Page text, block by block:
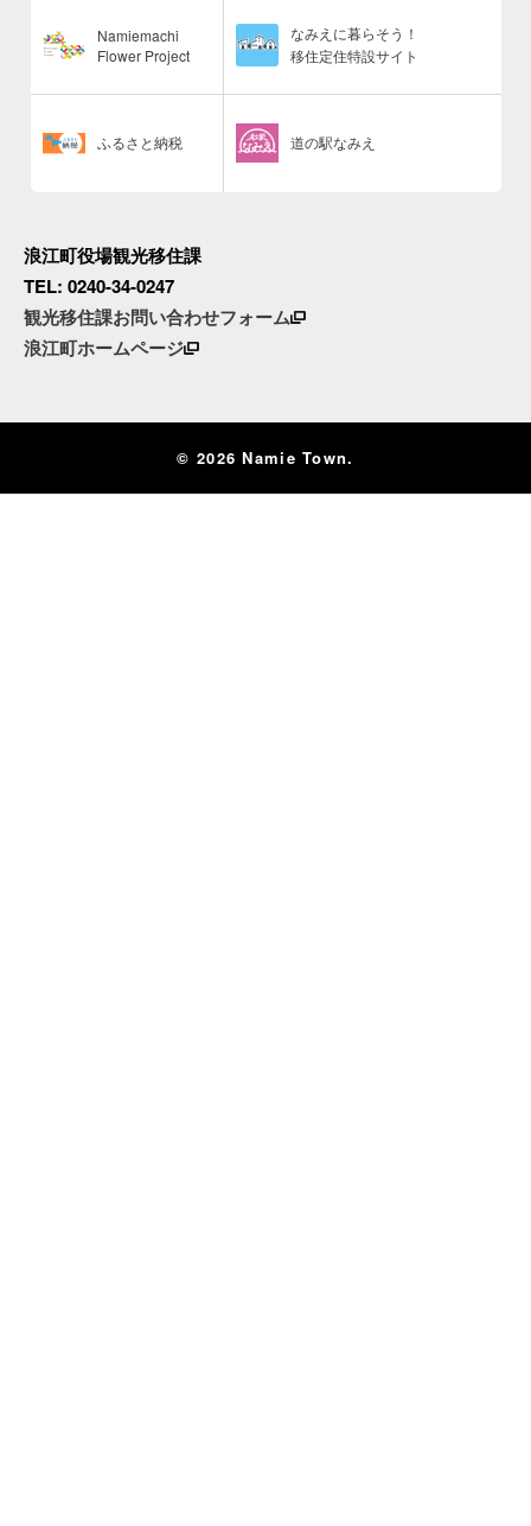
Namiemachi
Flower Project
なみえに暮らそう！
移住定住特設サイト
ふるさと納税 道の駅なみえ
浪江町役場観光移住課
TEL: 0240-34-0247
観光移住課お問い合わせフォーム
浪江町ホームページ
© 2026 Namie Town.